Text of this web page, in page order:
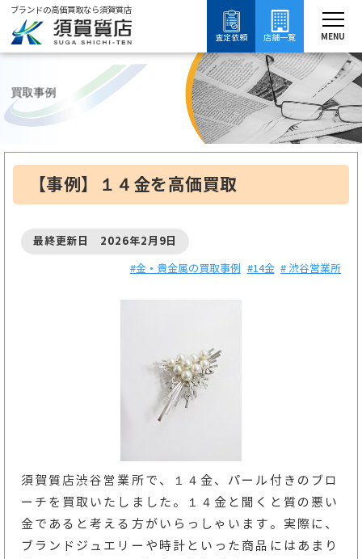
ブランドの高価買取なら須賀質店
査定依頼
店舗一覧 MENU
ブランド買取 金・貴金属買取 14金買取 14金の買取事例
買取事例
【事例】１４金を高価買取
最終更新日 2026年2月9日
#金・貴金属の買取事例
#14金 # 渋谷営業所
須賀質店渋谷営業所で、１４金、パール付きのブロ
ーチを買取いたしました。１４金と聞くと質の悪い
金であると考える方がいらっしゃいます。実際に、
ブランドジュエリーや時計といった商品にはあまり